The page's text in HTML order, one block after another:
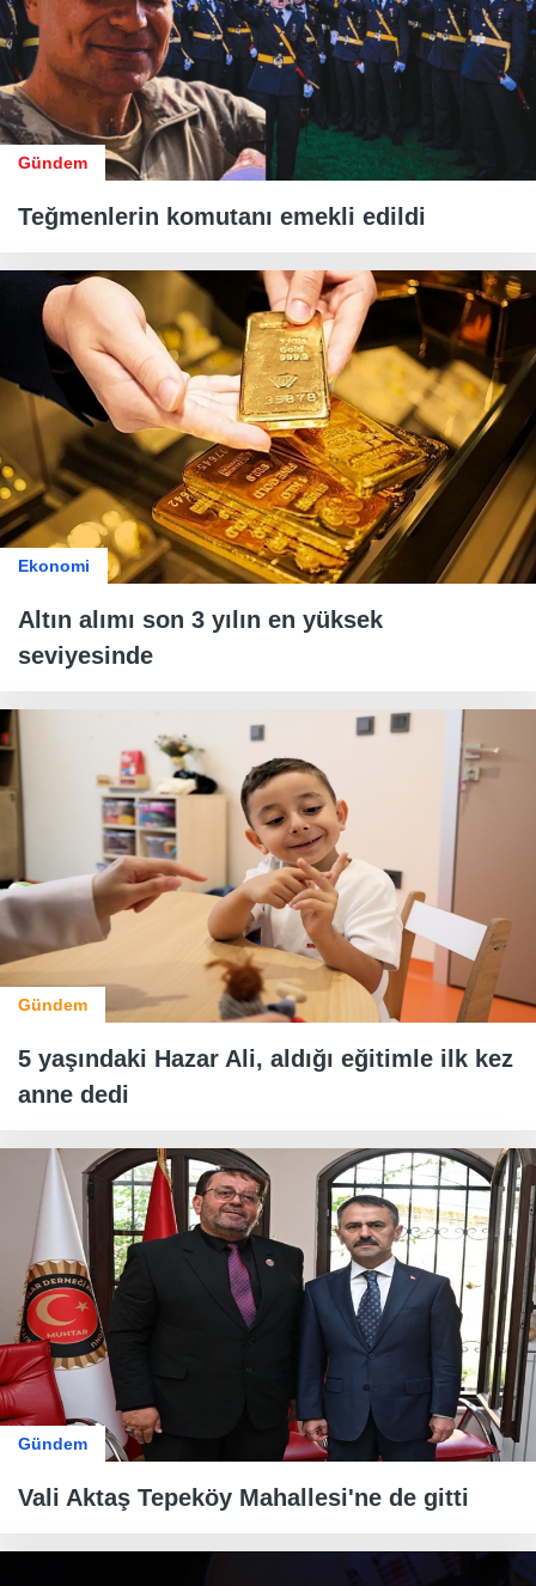
Gündem
Teğmenlerin komutanı emekli edildi
Ekonomi
Altın alımı son 3 yılın en yüksek
seviyesinde
Gündem
5 yaşındaki Hazar Ali, aldığı eğitimle ilk kez
anne dedi
Gündem
Vali Aktaş Tepeköy Mahallesi'ne de gitti